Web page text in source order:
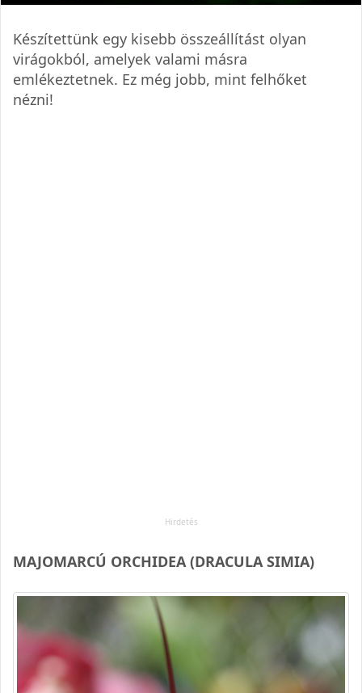
Készítettünk egy kisebb összeállítást olyan
virágokból, amelyek valami másra
emlékeztetnek. Ez még jobb, mint felhőket
nézni!
MAJOMARCÚ ORCHIDEA (DRACULA SIMIA)